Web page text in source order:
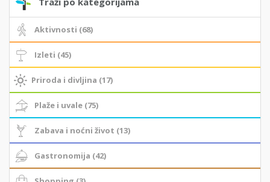
Aktivnosti (68)
Izleti (45)
Priroda i divljina (17)
Plaže i uvale (75)
Zabava i noćni život (13)
Gastronomija (42)